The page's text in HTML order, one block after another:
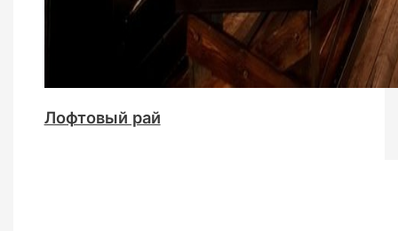
Лофтовый рай